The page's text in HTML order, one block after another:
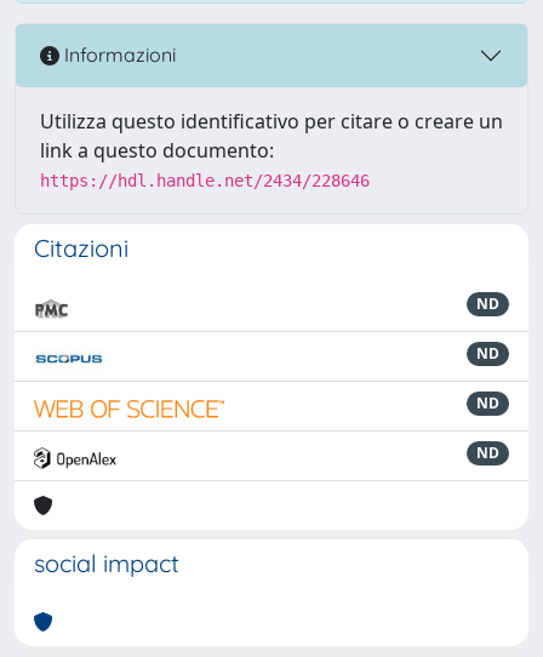
Informazioni
Utilizza questo identificativo per citare o creare un
link a questo documento:
https://hdl.handle.net/2434/228646
Citazioni
ND
ND
ND
ND
social impact